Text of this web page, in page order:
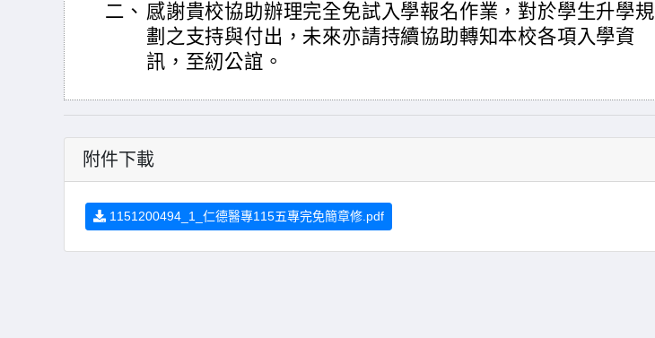
二、 感謝貴校協助辦理完全免試入學報名作業，對於學生升學規
劃之支持與付出，未來亦請持續協助轉知本校各項入學資
訊，至紉公誼。
附件下載
1151200494_1_仁德醫專115五專完免簡章修.pdf